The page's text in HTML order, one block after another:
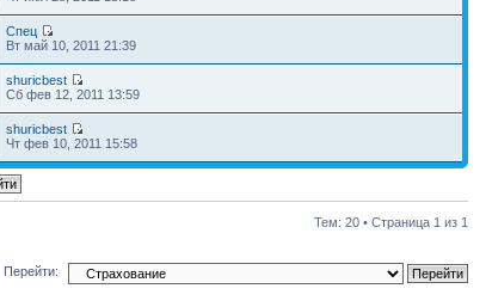
Спец
Вт май 10, 2011 21:39
shuricbest
Сб фев 12, 2011 13:59
shuricbest
Чт фев 10, 2011 15:58
Тем: 20 • Страница 1 из 1
Перейти: